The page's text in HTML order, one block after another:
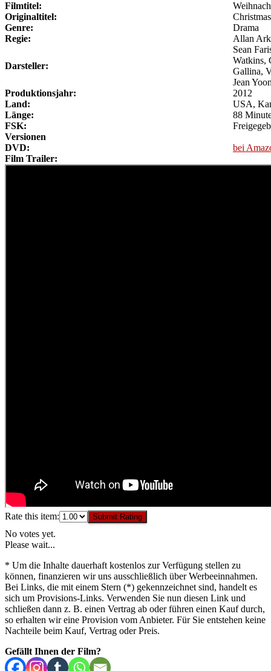
Filmtitel:
Originaltitel:
Genre:
Drama
Regie:
Allan
Darsteller:
Sean
Watkins,
Gallina,
Jean
Produktionsjahr:
2012
Land:
USA,
Länge:
88
FSK:
Versionen
DVD:
bei
Film Trailer:
Rate this item: Submit Rating
No votes yet.
Please wait...
* Um die Inhalte dauerhaft kostenlos zur Verfügung stellen zu
können, finanzieren wir uns ausschließlich über Werbeeinnahmen.
Bei Links, die mit einem Stern (*) gekennzeichnet sind, handelt es
sich um Provisions-Links. Verwenden Sie nun diesen Link und
schließen dann z. B. einen Vertrag ab oder führen einen Kauf durch,
so erhalten wir eine Provision vom Anbieter. Für Sie entstehen keine
Nachteile beim Kauf, Vertrag oder Preis.
Gefällt Ihnen der Film?